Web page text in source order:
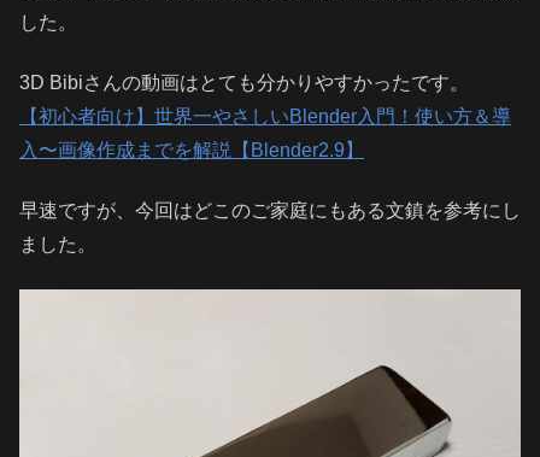
した。
3D Bibiさんの動画はとても分かりやすかったです。
【初心者向け】世界一やさしいBlender入門！使い方＆導
入〜画像作成までを解説【Blender2.9】
早速ですが、今回はどこのご家庭にもある文鎮を参考にし
ました。